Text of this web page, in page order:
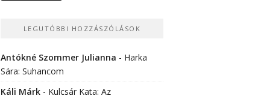
LEGUTÓBBI HOZZÁSZÓLÁSOK
Antókné Szommer Julianna - Harka
Sára: Suhancom
Káli Márk - Kulcsár Kata: Az